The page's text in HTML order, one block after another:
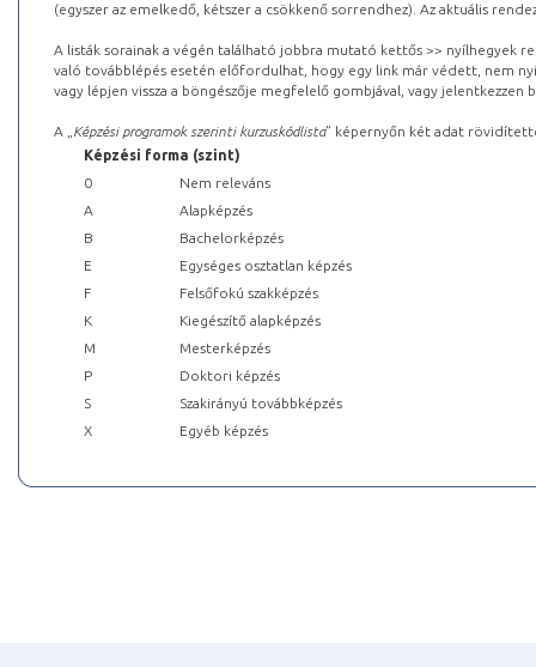
(egyszer az emelkedő, kétszer a csökkenő sorrendhez). Az aktuális
A listák sorainak a végén található jobbra mutató kettős >> nyílhegyek
való továbblépés esetén előfordulhat, hogy egy link már védett, nem
vagy lépjen vissza a böngészője megfelelő gombjával, vagy
A „ Képzési programok szerinti kurzuskódlista” képernyőn két adat
Képzési forma (szint)
0
Nem releváns
A
Alapképzés
B
Bachelorképzés
E
Egységes osztatlan képzés
F
Felsőfokú szakképzés
K
Kiegészítő alapképzés
M
Mesterképzés
P
Doktori képzés
S
Szakirányú továbbképzés
X
Egyéb képzés